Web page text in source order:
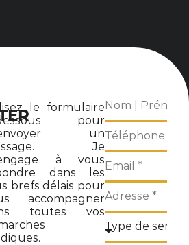
le formulaire
pour
un
Je
à vous
dans les
brefs délais pour
accompagner
toutes vos